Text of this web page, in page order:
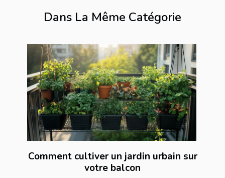
Dans La Même Catégorie
Comment cultiver un jardin urbain sur
votre balcon